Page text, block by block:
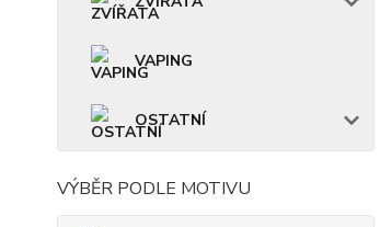
VAPING
OSTATNÍ
VÝBĚR PODLE MOTIVU